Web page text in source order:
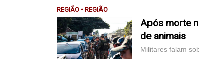
REGIÃO • REGIÃO
Após morte
de animais
Militares falam